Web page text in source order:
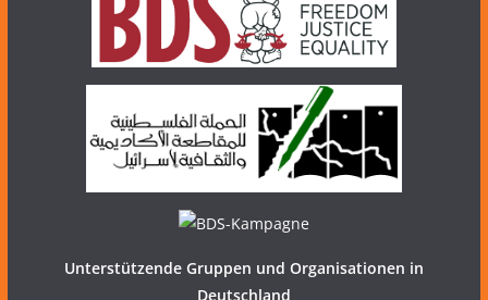
Unterstützende Gruppen und Organisationen in
Deutschland